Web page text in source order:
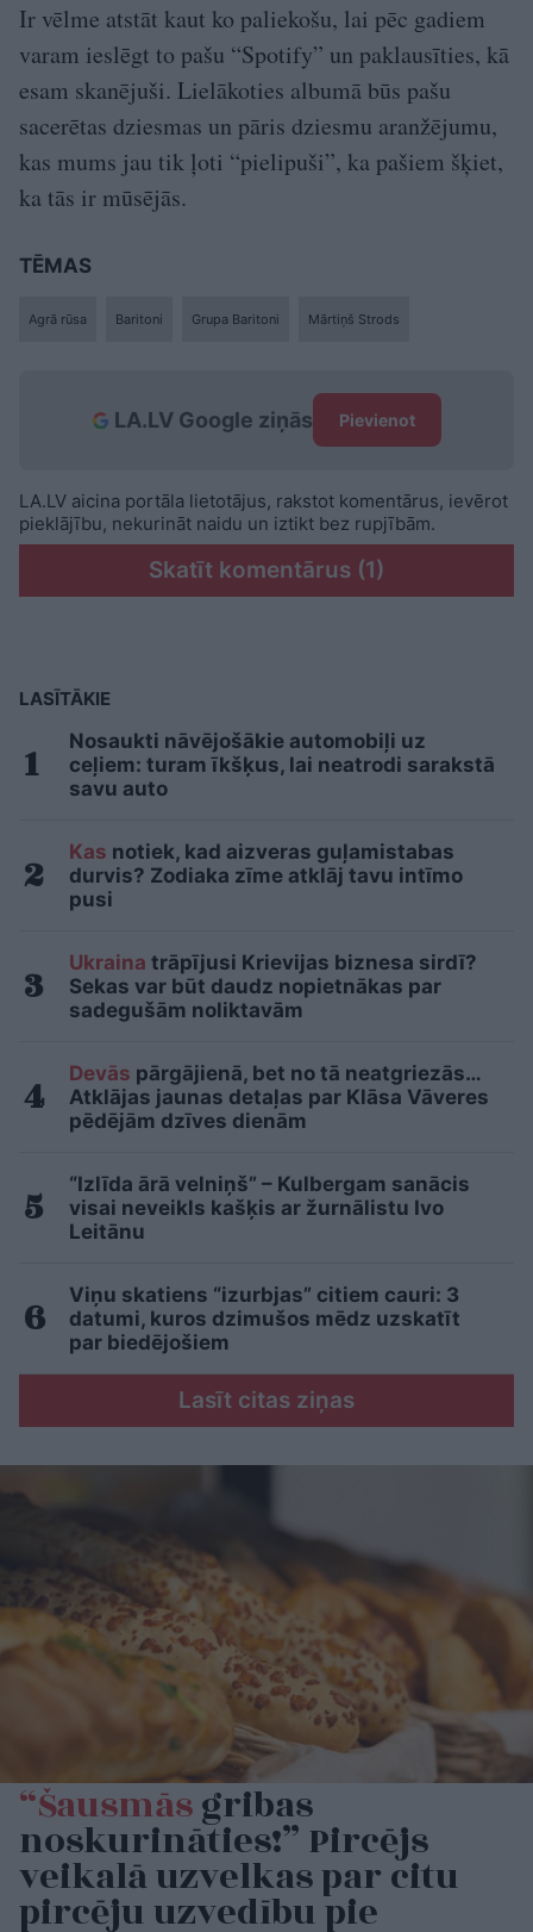
Ir vēlme atstāt kaut ko paliekošu, lai pēc gadiem
varam ieslēgt to pašu “Spotify” un paklausīties, kā
esam skanējuši. Lielākoties albumā būs pašu
sacerētas dziesmas un pāris dziesmu aranžējumu,
kas mums jau tik ļoti “pielipuši”, ka pašiem šķiet,
ka tās ir mūsējās.
TĒMAS
Agrā rūsa Baritoni Grupa Baritoni Mārtiņš Strods
LA.LV Google ziņās Pievienot
LA.LV aicina portāla lietotājus, rakstot komentārus, ievērot
pieklājību, nekurināt naidu un iztikt bez rupjībām.
Skatīt komentārus (1)
LASĪTĀKIE
Nosaukti nāvējošākie automobiļi uz
ceļiem: turam īkšķus, lai neatrodi sarakstā
savu auto
Kas notiek, kad aizveras guļamistabas
durvis? Zodiaka zīme atklāj tavu intīmo
pusi
Ukraina trāpījusi Krievijas biznesa sirdī?
Sekas var būt daudz nopietnākas par
sadegušām noliktavām
Devās pārgājienā, bet no tā neatgriezās…
Atklājas jaunas detaļas par Klāsa Vāveres
pēdējām dzīves dienām
“Izlīda ārā velniņš” – Kulbergam sanācis
visai neveikls kašķis ar žurnālistu Ivo
Leitānu
Viņu skatiens “izurbjas” citiem cauri: 3
datumi, kuros dzimušos mēdz uzskatīt
par biedējošiem
Lasīt citas ziņas
“Šausmāsgribas
noskurināties!” Pircējs
veikalā uzvelkas par citu
pircēju uzvedību pie